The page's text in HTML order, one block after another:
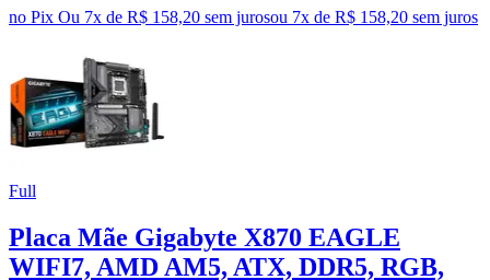
no Pix Ou 7x de R$ 158,20 sem jurosou 7x de R$ 158,20 sem juros
Full
Placa Mãe Gigabyte X870 EAGLE
WIFI7, AMD AM5, ATX, DDR5, RGB,